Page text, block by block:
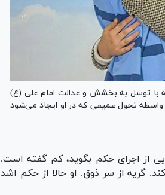
با توسل به بخشش و عدالت امام علی (ع)
واسطه تحول عمیقی که در او ایجاد می‌شود
از اجرای حکم بگوید، کم گفته است.
گریه از سر ذوق. او حالا از حکم اشد